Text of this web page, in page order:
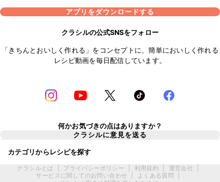
アプリをダウンロードする
クラシルの公式SNSをフォロー
「きちんとおいしく作れる」をコンセプトに、簡単においしく作れる
レシピ動画を毎日配信しています。
何かお気づきの点はありますか？
クラシルに意見を送る
カテゴリからレシピを探す
クラシルとは プライバシーポリシー 利用規約 運営会社
サービスに関してのお問い合わせ
よくある質問